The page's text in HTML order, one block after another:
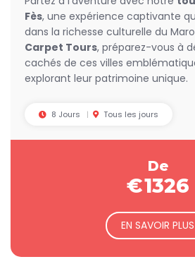
Fès, une expérience captivante
dans la richesse culturelle du
Carpet Tours, préparez-vous à
cachés de ces villes
explorant leur patrimoine unique.
8 Jours Tous les jours
De
€1326
EN SAVOIR PLUS